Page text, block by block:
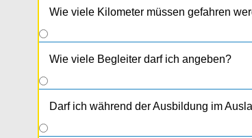
Wie viele Kilometer müssen gefahren
Wie viele Begleiter darf ich angeben?
Darf ich während der Ausbildung im